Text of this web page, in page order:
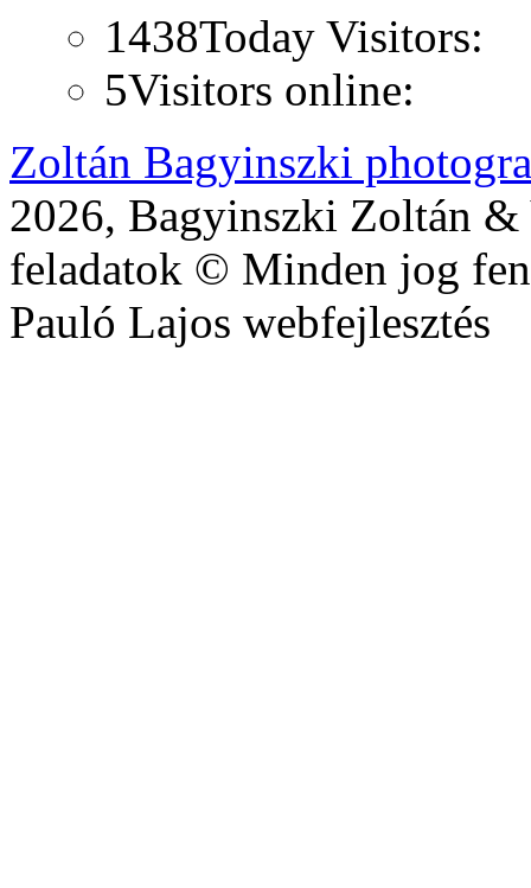
1438Today Visitors:
5Visitors online:
Zoltán Bagyinszki
2026, Bagyinszki Zoltán
feladatok © Minden jog
Pauló Lajos webfejlesztés